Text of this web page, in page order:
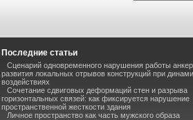
Последние статьи
Сценарий одновременного нарушения работы
развития локальных отрывов конструкций при
воздействиях
Сочетание сдвиговых деформаций стен и разрыва
горизонтальных связей: как фиксируется нарушение
пространственной жесткости здания
Личное пространство как часть мужского образа